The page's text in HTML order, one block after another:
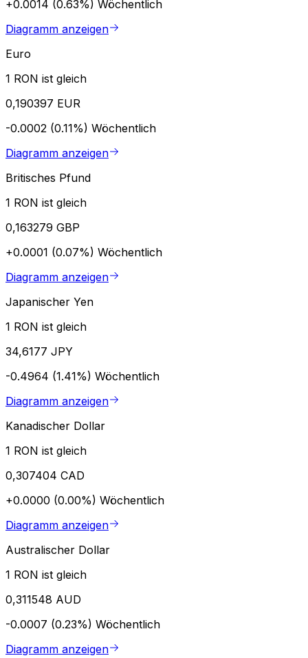
+0.0014 (0.63%) Wöchentlich
Diagramm anzeigen
Euro
1 RON ist gleich
0,190397 EUR
-0.0002 (0.11%) Wöchentlich
Diagramm anzeigen
Britisches Pfund
1 RON ist gleich
0,163279 GBP
+0.0001 (0.07%) Wöchentlich
Diagramm anzeigen
Japanischer Yen
1 RON ist gleich
34,6177 JPY
-0.4964 (1.41%) Wöchentlich
Diagramm anzeigen
Kanadischer Dollar
1 RON ist gleich
0,307404 CAD
+0.0000 (0.00%) Wöchentlich
Diagramm anzeigen
Australischer Dollar
1 RON ist gleich
0,311548 AUD
-0.0007 (0.23%) Wöchentlich
Diagramm anzeigen